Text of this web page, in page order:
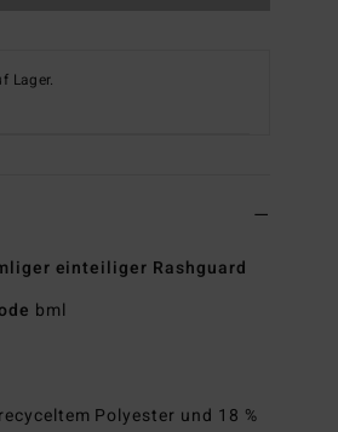
Lager.
einteiliger Rashguard
bml
Polyester und 18 %